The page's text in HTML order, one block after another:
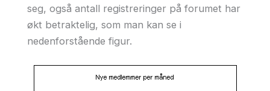
seg, også antall registreringer på forumet har
økt betraktelig, som man kan se i
nedenforstående figur.